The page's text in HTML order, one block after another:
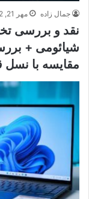
جمال زاده مهر 21, 1402
شیائومی +
مقایسه با نسل